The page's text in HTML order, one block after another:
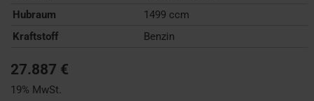
Hubraum
1499 ccm
Kraftstoff
Benzin
27.887 €
19% MwSt.